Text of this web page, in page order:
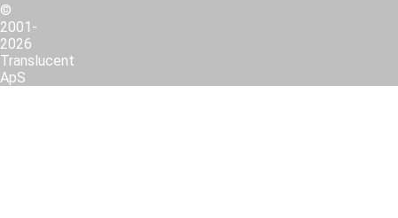
©
2001-
2026
Translucent
ApS